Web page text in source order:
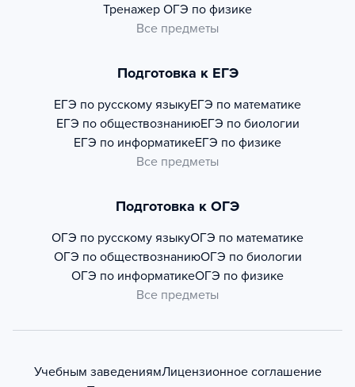
Тренажер ОГЭ по физике
Все предметы
Подготовка к ЕГЭ
ЕГЭ по русскому языкуЕГЭ по математике
ЕГЭ по обществознаниюЕГЭ по биологии
ЕГЭ по информатикеЕГЭ по физике
Все предметы
Подготовка к ОГЭ
ОГЭ по русскому языкуОГЭ по математике
ОГЭ по обществознаниюОГЭ по биологии
ОГЭ по информатикеОГЭ по физике
Все предметы
Учебным заведениямЛицензионное соглашение